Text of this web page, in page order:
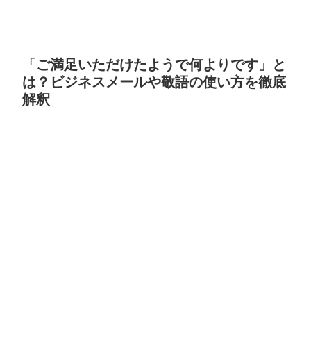
「ご満足いただけたようで何よりです」と
は？ビジネスメールや敬語の使い方を徹底
解釈